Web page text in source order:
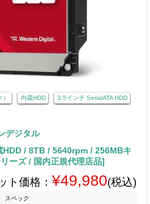
内蔵HDD 3.5インチ SerialATA HDD
デジタル
HDD / 8TB / 5640rpm / 256MBキ
ーズ / 国内正規代理店品]
ト価格： ¥49,980(税込)
スペック